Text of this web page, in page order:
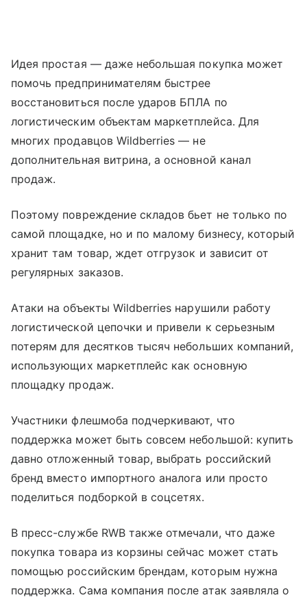
Идея простая — даже небольшая покупка может
помочь предпринимателям быстрее
восстановиться после ударов БПЛА по
логистическим объектам маркетплейса. Для
многих продавцов Wildberries — не
дополнительная витрина, а основной канал
продаж.
Поэтому повреждение складов бьет не только по
самой площадке, но и по малому бизнесу, который
хранит там товар, ждет отгрузок и зависит от
регулярных заказов.
Атаки на объекты Wildberries нарушили работу
логистической цепочки и привели к серьезным
потерям для десятков тысяч небольших компаний,
использующих маркетплейс как основную
площадку продаж.
Участники флешмоба подчеркивают, что
поддержка может быть совсем небольшой: купить
давно отложенный товар, выбрать российский
бренд вместо импортного аналога или просто
поделиться подборкой в соцсетях.
В пресс-службе RWB также отмечали, что даже
покупка товара из корзины сейчас может стать
помощью российским брендам, которым нужна
поддержка. Сама компания после атак заявляла о